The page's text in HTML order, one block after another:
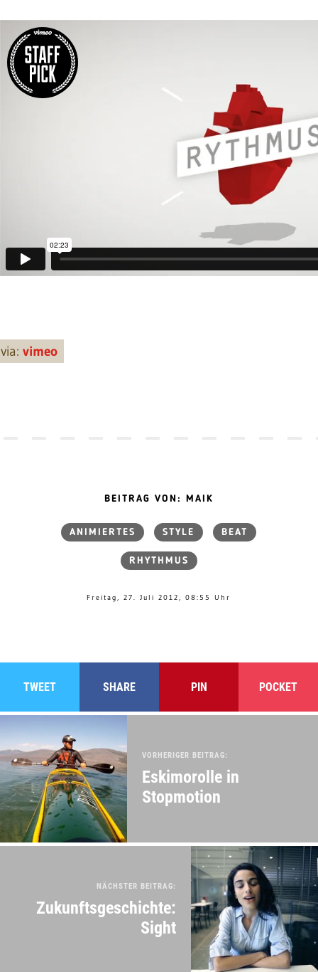
via: vimeo
BEITRAG VON: MAIK
ANIMIERTES STYLE BEAT
RHYTHMUS
Freitag, 27. Juli 2012, 08:55 Uhr
TWEET SHARE PIN POCKET
VORHERIGER BEITRAG:
Eskimorolle in
Stopmotion
NÄCHSTER BEITRAG:
Zukunftsgeschichte:
Sight